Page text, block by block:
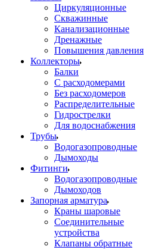
Циркуляционные
Скважинные
Канализационные
Дренажные
Повышения давления
Коллекторы
Балки
С расходомерами
Без расходомеров
Распределительные
Гидрострелки
Для водоснабжения
Трубы
Водогазопроводные
Дымоходы
Фитинги
Водогазопроводные
Дымоходов
Запорная арматура
Краны шаровые
Соединительные
устройства
Клапаны обратные